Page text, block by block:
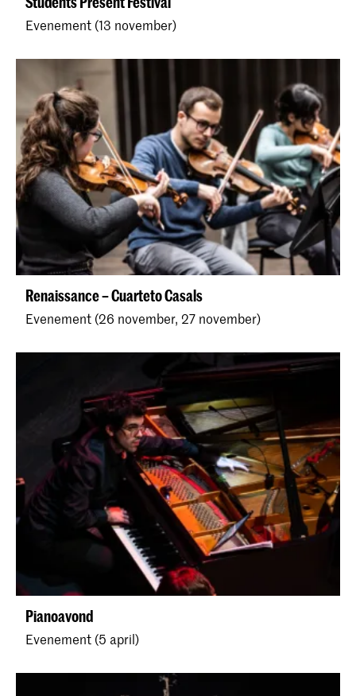
Evenement (13 november)
Renaissance – Cuarteto Casals
Evenement (26 november, 27 november)
Pianoavond
Evenement (5 april)